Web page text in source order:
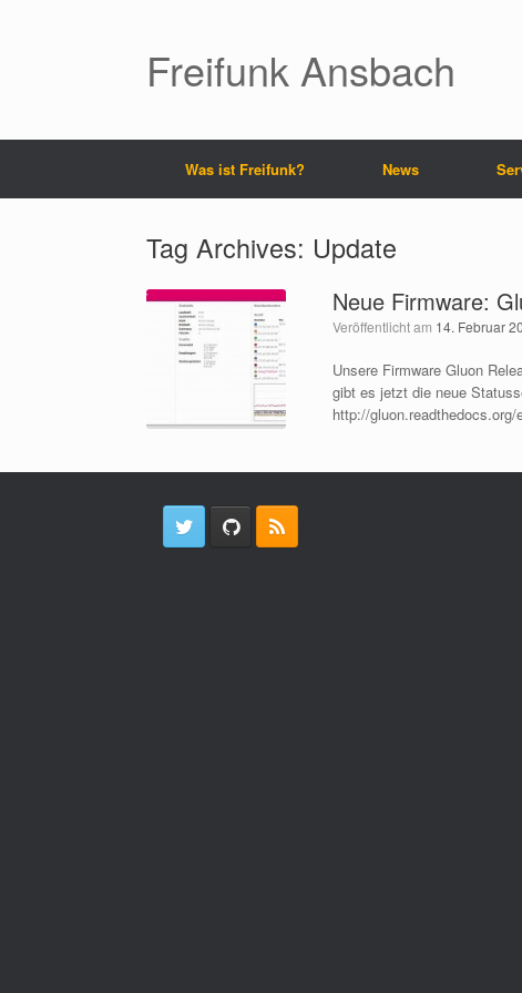
Freifunk Ansbach
Was ist Freifunk? News
Tag Archives: Update
Neue Firmware:
Veröffentlicht am 14. Februar
Unsere Firmware Gluon
gibt es jetzt die neue
http://